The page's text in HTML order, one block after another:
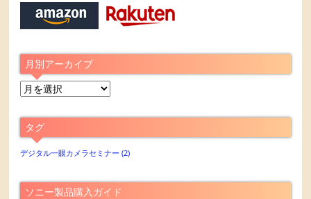
月別アーカイブ
月
ア
ー
カ
ブ
タグ
デジタル一眼カメラセミナー (2)
ソニー製品購入ガイド